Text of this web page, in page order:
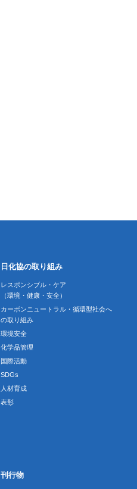
日化協の取り組み
レスポンシブル・ケア
（環境・健康・安全）
カーボンニュートラル・循環型社会へ
の取り組み
環境安全
化学品管理
国際活動
SDGs
人材育成
表彰
刊行物